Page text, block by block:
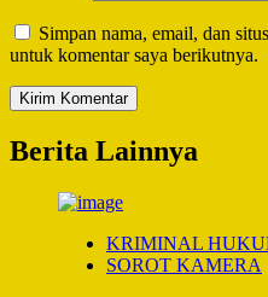
Simpan nama, email, dan
untuk komentar saya berikutnya.
Berita Lainnya
KRIMINAL
SOROT KAMERA